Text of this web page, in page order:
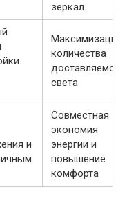
зеркал
Максимизация
количества
доставляемого
света
и
Совместная
экономия
энергии и
повышение
комфорта